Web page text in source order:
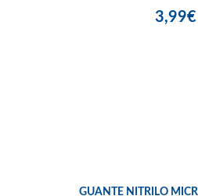
3,99€
GUANTE NITRILO